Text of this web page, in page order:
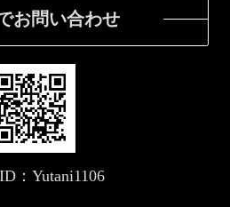
お問い合わせ
：Yutani1106